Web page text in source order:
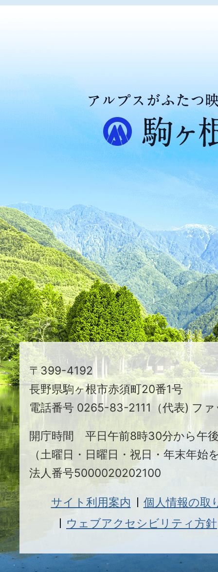
ア
ル
プ
ス
が
た
つ
映
え
る
ま
ち
駒
ヶ
根
市
〒399-4192
長野県駒ヶ根市赤須町20番1号
電話番号 0265-83-2111（代表) フ
開庁時間 平日午前8時30分から午
（土曜日・日曜日・祝日・年末年始
法人番号5000020202100
サイト利用案内
個人情報の取
ウェブアクセシビリティ方針